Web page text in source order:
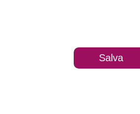
Salva